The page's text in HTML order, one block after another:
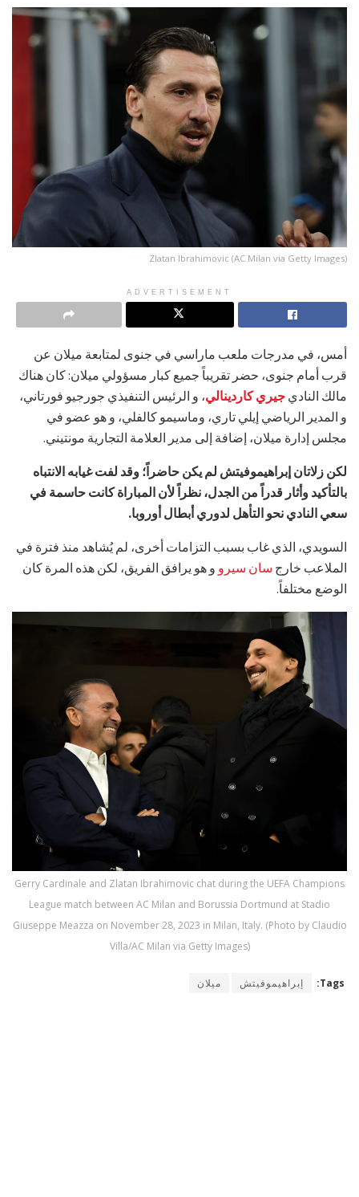
Zlatan Ibrahimovic (AC Milan via Getty Images)
ADVERTISEMENT
أمس، في مدرجات ملعب ماراسي في جنوى لمتابعة ميلان عن
قرب أمام جنوى، حضر تقريباً جميع كبار مسؤولي ميلان: كان هناك
مالك النادي جيري كاردينالي، و الرئيس التنفيذي جورجيو فورتاني،
و المدير الرياضي إيلي تاري، وماسيمو كالفلي، و هو عضو في
مجلس إدارة ميلان، إضافة إلى مدير العلامة التجارية مونتيني.
لكن زلاتان إبراهيموفيتش لم يكن حاضراً؛ وقد لفت غيابه الانتباه
بالتأكيد وأثار قدراً من الجدل، نظراً لأن المباراة كانت حاسمة في
سعي النادي نحو التأهل لدوري أبطال أوروبا.
السويدي، الذي غاب بسبب التزامات أخرى، لم يُشاهد منذ فترة في
الملاعب خارج سان سيرو و هو يرافق الفريق، لكن هذه المرة كان
الوضع مختلفاً.
Gerry Cardinale and Zlatan Ibrahimovic chat during the UEFA Champions
League match between AC Milan and Borussia Dortmund at Stadio
Giuseppe Meazza on November 28, 2023 in Milan, Italy. (Photo by Claudio
Villa/AC Milan via Getty Images)
Tags: إبراهيموفيتش ميلان